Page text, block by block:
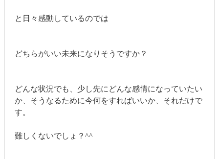
と日々感動しているのでは
どちらがいい未来になりそうですか？
どんな状況でも、少し先にどんな感情になっていたい
か、そうなるために今何をすればいいか、それだけで
す。
難しくないでしょ？^^